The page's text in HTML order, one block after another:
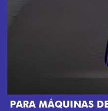
CHAVE COM